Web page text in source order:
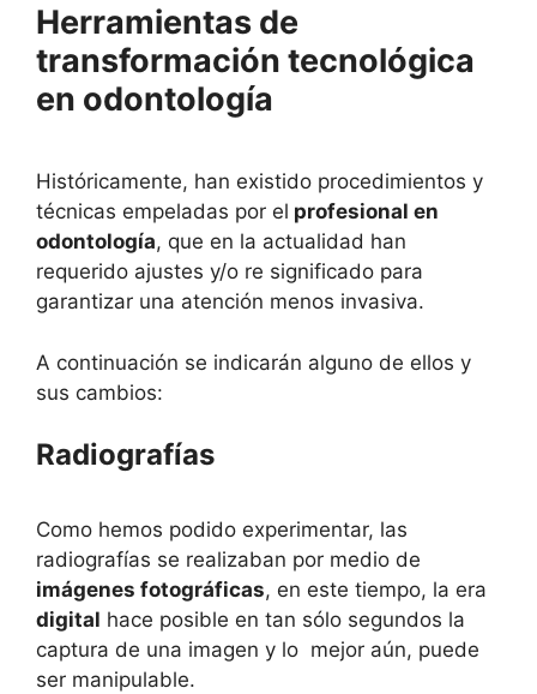
Herramientas de
transformación tecnológica
en odontología
Históricamente, han existido procedimientos y
técnicas empeladas por el profesional en
odontología, que en la actualidad han
requerido ajustes y/o re significado para
garantizar una atención menos invasiva.
A continuación se indicarán alguno de ellos y
sus cambios:
Radiografías
Como hemos podido experimentar, las
radiografías se realizaban por medio de
imágenes fotográficas, en este tiempo, la era
digital hace posible en tan sólo segundos la
captura de una imagen y lo mejor aún, puede
ser manipulable.